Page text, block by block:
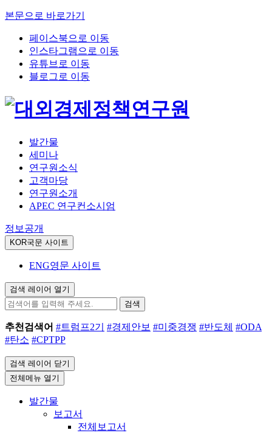
본문으로 바로가기
페이스북으로 이동
인스타그램으로 이동
유튜브로 이동
블로그로 이동
발간물
세미나
연구원소식
고객마당
연구원소개
APEC 연구컨소시엄
정보공개
KOR국문 사이트
ENG영문 사이트
검색 레이어 열기
검색
추천검색어 #트럼프2기 #경제안보 #미중경쟁 #반도체 #ODA
#탄소 #CPTPP
검색 레이어 닫기
전체메뉴 열기
발간물
보고서
전체보고서